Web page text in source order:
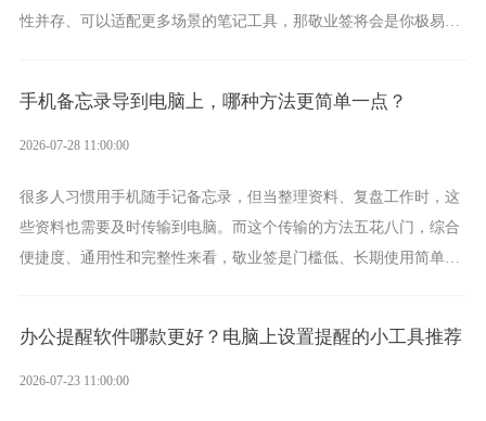
性并存、可以适配更多场景的笔记工具，那敬业签将会是你极易上
手机备忘录导到电脑上，哪种方法更简单一点？
2026-07-28 11:00:00
很多人习惯用手机随手记备忘录，但当整理资料、复盘工作时，这
些资料也需要及时传输到电脑。而这个传输的方法五花八门，综合
便捷度、通用性和完整性来看，敬业签是门槛低、长期使用简单的
办公提醒软件哪款更好？电脑上设置提醒的小工具推荐
2026-07-23 11:00:00